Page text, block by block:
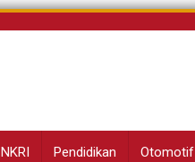
NKRI Pendidikan Otomotif